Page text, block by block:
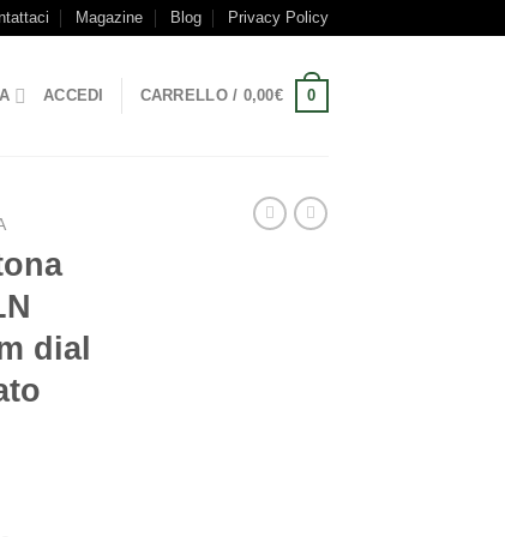
Magazine Blog Privacy Policy
ACCEDI CARRELLO / 0,00€ 0
dial